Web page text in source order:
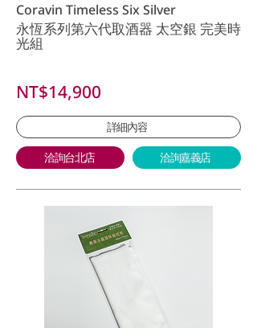
Coravin Timeless Six Silver
永恆系列第六代取酒器 太空銀 完美時
光組
NT$14,900
詳細內容
洽詢台北店 洽詢嘉義店